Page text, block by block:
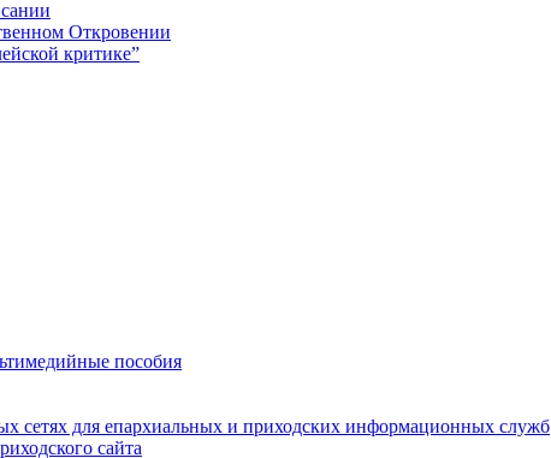
Откровении
критике”
пособия
сетях для епархиальных и приходских информационных служб
сайта